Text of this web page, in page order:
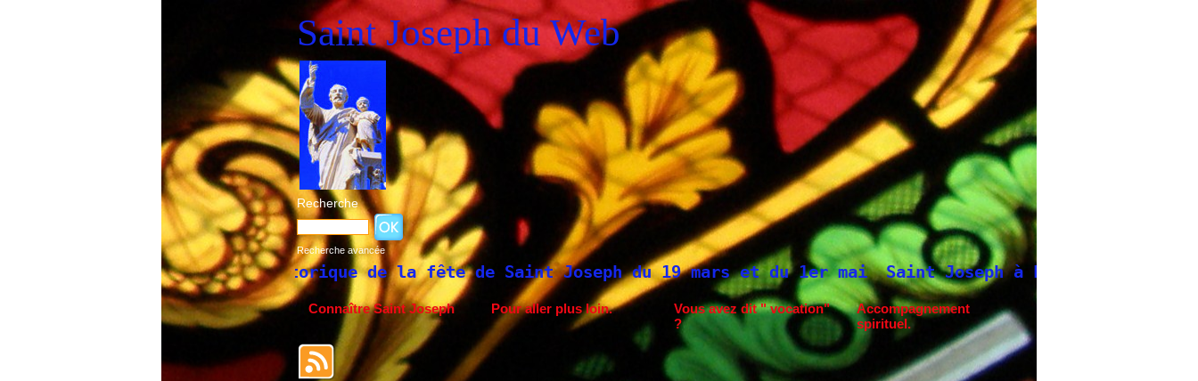
Saint Joseph du Web
Recherche
Recherche avancée
Historique de la fête de Saint Joseph du 19 mars et du 1er mai Saint Joseph à Fatima. Neuvaine à Saint
Connaître Saint Joseph Pour aller plus loin.
Vous avez dit " vocation"
?
Accompagnement
spirituel.